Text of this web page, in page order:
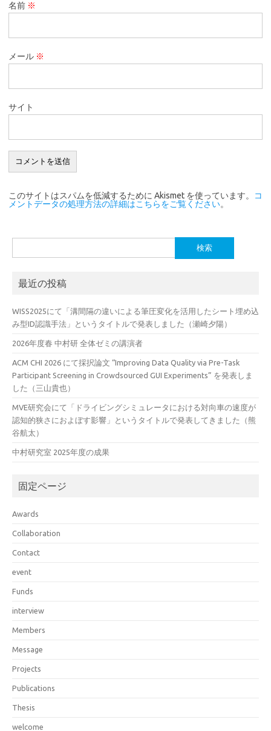
名前 ※
メール ※
サイト
このサイトはスパムを低減するために Akismet を使っています。
コ
メントデータの処理方法の詳細はこちらをご覧ください。
索:
最近の投稿
WISS2025にて「溝間隔の違いによる筆圧変化を活用したシート埋め込
み型ID認識手法」というタイトルで発表しました（瀬崎夕陽）
2026年度春 中村研 全体ゼミの講演者
ACM CHI 2026 にて採択論文 “Improving Data Quality via Pre-Task
Participant Screening in Crowdsourced GUI Experiments” を発表しま
した（三山貴也）
MVE研究会にて「ドライビングシミュレータにおける対向車の速度が
認知的狭さにおよぼす影響」というタイトルで発表してきました（熊
谷航太）
中村研究室 2025年度の成果
固定ページ
Awards
Collaboration
Contact
event
Funds
interview
Members
Message
Projects
Publications
Thesis
welcome